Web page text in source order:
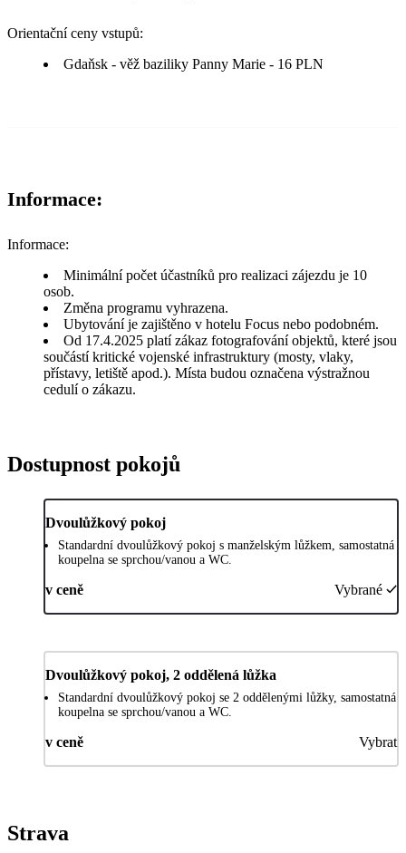
Orientační ceny vstupů:
Gdaňsk - věž baziliky Panny Marie - 16 PLN
Informace:
Informace:
Minimální počet účastníků pro realizaci zájezdu je 10
osob.
Změna programu vyhrazena.
Ubytování je zajištěno v hotelu Focus nebo podobném.
Od 17.4.2025 platí zákaz fotografování objektů, které jsou
součástí kritické vojenské infrastruktury (mosty, vlaky,
přístavy, letiště apod.). Místa budou označena výstražnou
cedulí o zákazu.
Dostupnost pokojů
Dvoulůžkový pokoj
Standardní dvoulůžkový pokoj s manželským lůžkem, samostatná
koupelna se sprchou/vanou a WC.
v ceně Vybrané
Dvoulůžkový pokoj, 2 oddělená lůžka
Standardní dvoulůžkový pokoj se 2 oddělenými lůžky, samostatná
koupelna se sprchou/vanou a WC.
v ceně Vybrat
Strava